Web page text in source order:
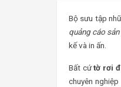
Bộ sưu tập
quảng cáo
kế và in ấn.
Bất cứtờ rơi
chuyên